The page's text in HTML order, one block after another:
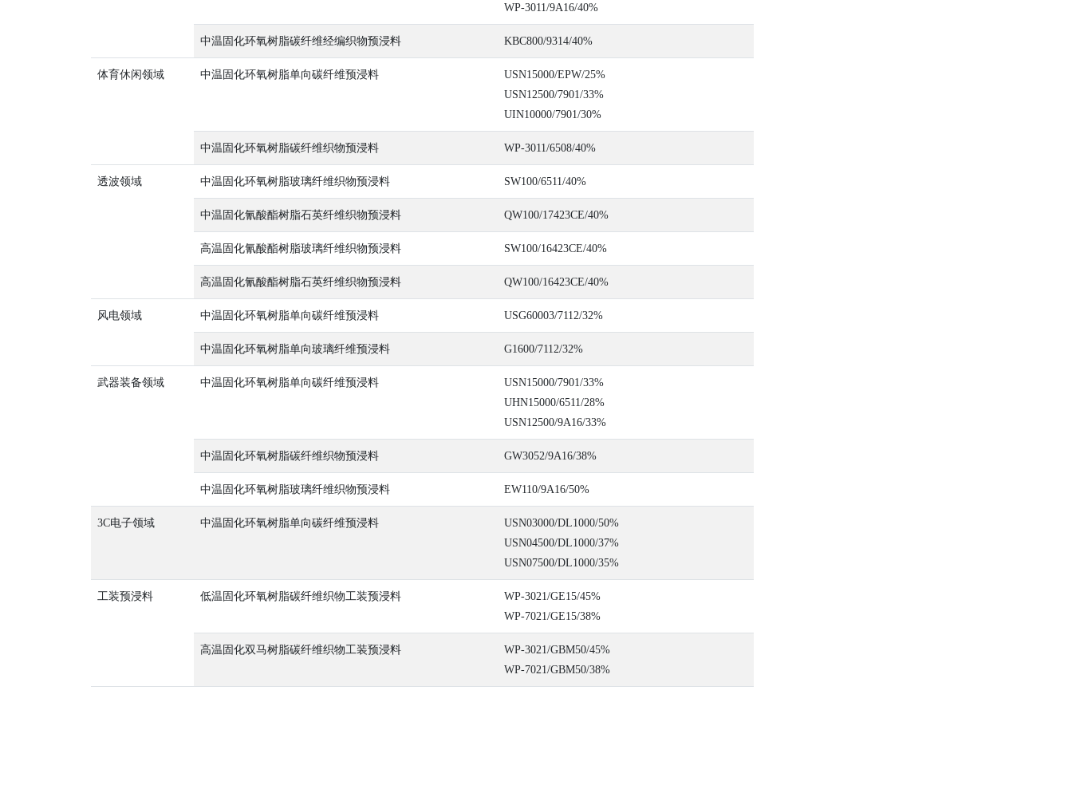
WP-3011/9A16/40%
中温固化环氧树脂碳纤维经编织物预浸料 KBC800/9314/40%
体育休闲领域 中温固化环氧树脂单向碳纤维预浸料
USN15000/EPW/25%
USN12500/7901/33%
UIN10000/7901/30%
中温固化环氧树脂碳纤维织物预浸料 WP-3011/6508/40%
透波领域 中温固化环氧树脂玻璃纤维织物预浸料 SW100/6511/40%
中温固化氰酸酯树脂石英纤维织物预浸料 QW100/17423CE/40%
高温固化氰酸酯树脂玻璃纤维织物预浸料 SW100/16423CE/40%
高温固化氰酸酯树脂石英纤维织物预浸料 QW100/16423CE/40%
风电领域 中温固化环氧树脂单向碳纤维预浸料 USG60003/7112/32%
中温固化环氧树脂单向玻璃纤维预浸料 G1600/7112/32%
武器装备领域 中温固化环氧树脂单向碳纤维预浸料
USN15000/7901/33%
UHN15000/6511/28%
USN12500/9A16/33%
中温固化环氧树脂碳纤维织物预浸料 GW3052/9A16/38%
中温固化环氧树脂玻璃纤维织物预浸料 EW110/9A16/50%
3C电子领域 中温固化环氧树脂单向碳纤维预浸料
USN03000/DL1000/50%
USN04500/DL1000/37%
USN07500/DL1000/35%
工装预浸料 低温固化环氧树脂碳纤维织物工装预浸料
WP-3021/GE15/45%
WP-7021/GE15/38%
高温固化双马树脂碳纤维织物工装预浸料
WP-3021/GBM50/45%
WP-7021/GBM50/38%